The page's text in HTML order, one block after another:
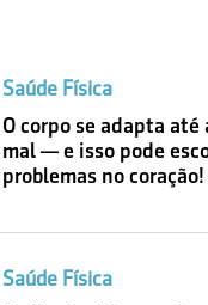
Saúde Física
O corpo se adapta até
mal — e isso pode
problemas no coração!
Saúde Física